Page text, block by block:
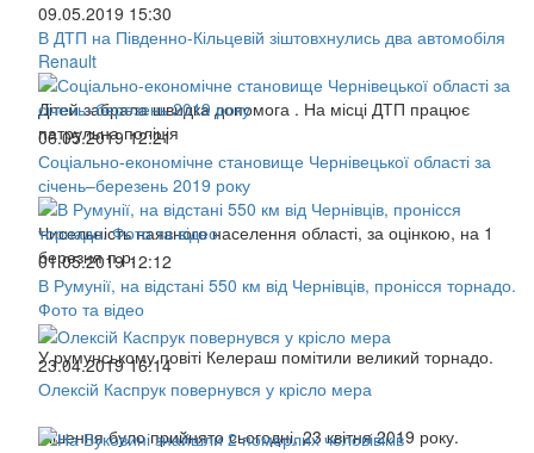
09.05.2019 15:30
В ДТП на Південно-Кільцевій зіштовхнулись два автомобіля
Renault
Дітей забрала швидка допомога . На місці ДТП працює
патрульна поліція
06.05.2019 12:21
Соціально-економічне становище Чернівецької області за
січень–березень 2019 року
Чисельність наявного населення області, за оцінкою, на 1
березня п.р.
01.05.2019 12:12
В Румунії, на відстані 550 км від Чернівців, пронісся торнадо.
Фото та відео
У румунському повіті Келераш помітили великий торнадо.
23.04.2019 16:14
Олексій Каспрук повернувся у крісло мера
Рішення було прийнято сьогодні, 23 квітня 2019 року.